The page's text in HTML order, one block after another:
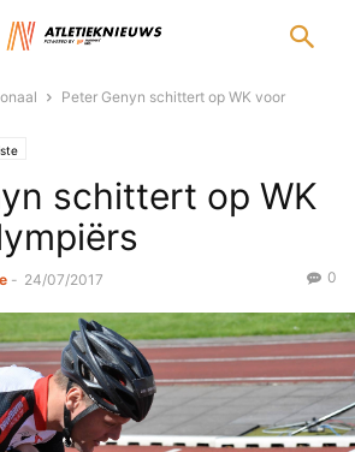
Peter Genyn schittert op WK voor
schittert op WK
- 24/07/2017 0